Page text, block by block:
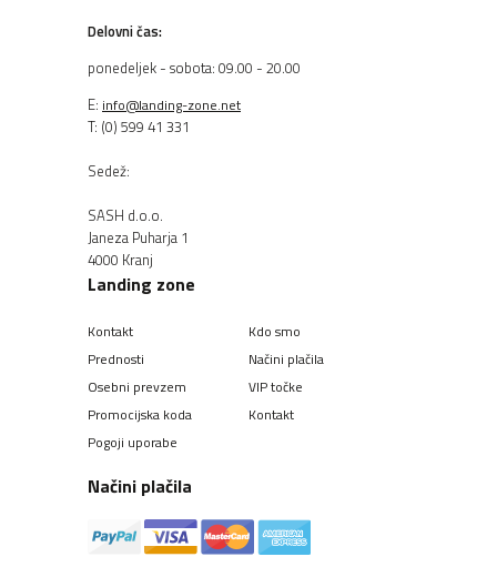
Delovni čas:
ponedeljek - sobota: 09.00 - 20.00
E: info@landing-zone.net
T: (0) 599 41 331
Sedež:
SASH d.o.o.
Janeza Puharja 1
4000 Kranj
Landing zone
Kontakt
Kdo smo
Prednosti
Načini plačila
Osebni prevzem
VIP točke
Promocijska koda
Kontakt
Pogoji uporabe
Načini plačila